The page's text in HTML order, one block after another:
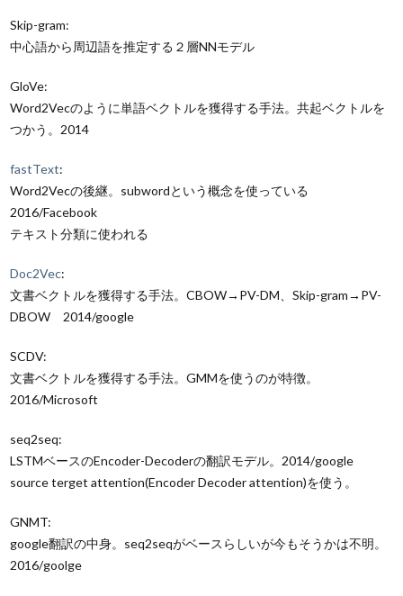
Skip-gram:
中心語から周辺語を推定する２層NNモデル
GloVe:
Word2Vecのように単語ベクトルを獲得する手法。共起ベクトルを
つかう。2014
fastText:
Word2Vecの後継。subwordという概念を使っている
2016/Facebook
テキスト分類に使われる
Doc2Vec:
文書ベクトルを獲得する手法。CBOW→PV-DM、Skip-gram→PV-
DBOW 2014/google
SCDV:
文書ベクトルを獲得する手法。GMMを使うのが特徴。
2016/Microsoft
seq2seq:
LSTMベースのEncoder-Decoderの翻訳モデル。2014/google
source terget attention(Encoder Decoder attention)を使う。
GNMT:
google翻訳の中身。seq2seqがベースらしいが今もそうかは不明。
2016/goolge